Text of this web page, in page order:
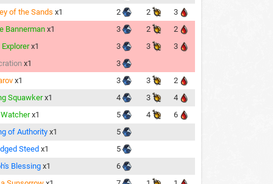
of the Sands x1 2 2
3
Bannerman x1 3 2
2
x1 3 3
3
x1
3
x1 3 3
2
Squawker x1 4 3
4
x1 5 4
6
of Authority x1
5
Steed x1
5
Blessing x1
6